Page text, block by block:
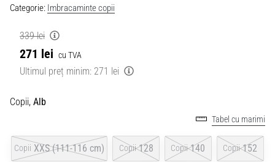
Categorie: Imbracaminte copii
339 lei
271 lei cu TVA
Ultimul preț minim: 271 lei
Copii, Alb
Tabel cu marimi
Copii XXS (111-116 cm) Copii 128 Copii 140 Copii 152